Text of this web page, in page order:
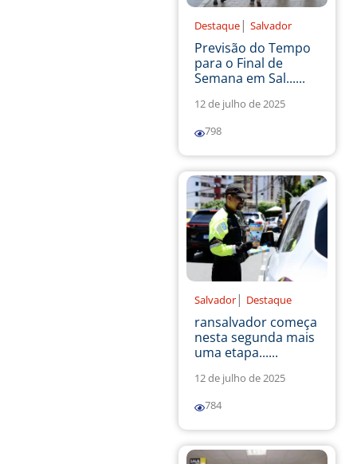
Destaque | Salvador
Previsão do Tempo
para o Final de
Semana em Sal......
12 de julho de 2025
798
Salvador | Destaque
ransalvador começa
nesta segunda mais
uma etapa......
12 de julho de 2025
784